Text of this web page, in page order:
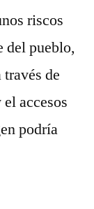
riscos
del pueblo,
de
accesos
podría